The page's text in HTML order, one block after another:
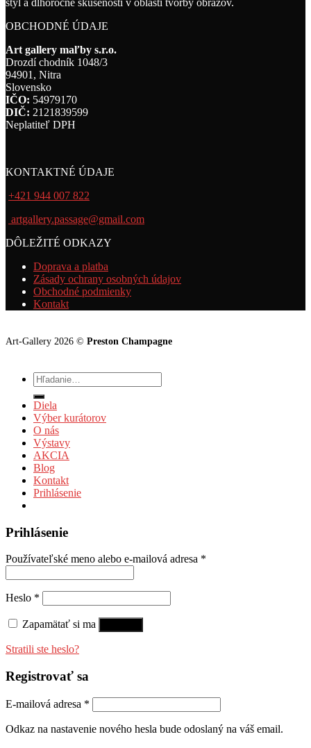
OBCHODNÉ ÚDAJE
Art gallery maľby s.r.o.
Drozdí chodník 1048/3
94901, Nitra
Slovensko
IČO: 54979170
DIČ: 2121839599
Neplatiteľ DPH
KONTAKTNÉ ÚDAJE
+421 944 007 822
artgallery.passage@gmail.com
DÔLEŽITÉ ODKAZY
Doprava a platba
Zásady ochrany osobných údajov
Obchodné podmienky
Kontakt
Art-Gallery 2026 © Preston Champagne
Hľadať:
Diela
Výber kurátorov
O nás
Výstavy
AKCIA
Blog
Kontakt
Prihlásenie
Prihlásenie
Používateľské meno alebo e-mailová adresa *
Heslo *
Zapamätať si ma
Stratili ste heslo?
Registrovať sa
E-mailová adresa *
Odkaz na nastavenie nového hesla bude odoslaný na váš email.